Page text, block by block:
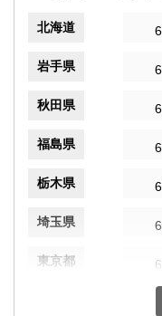
北海道
岩手県
秋田県
福島県
栃木県
埼玉県
東京都